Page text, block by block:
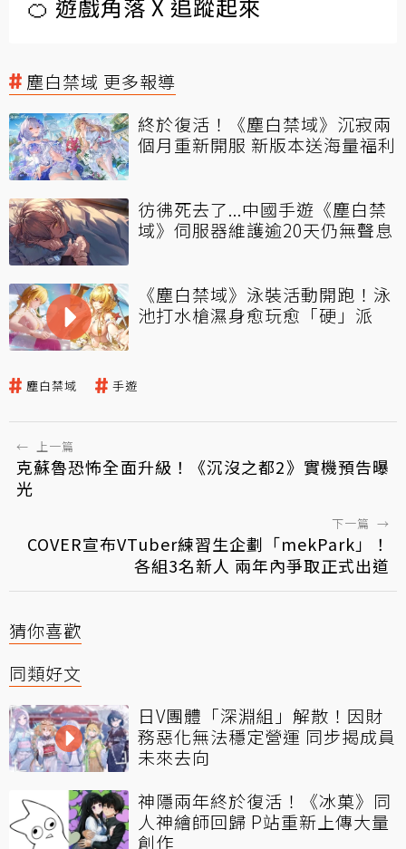
🍊 遊戲角落 X 追蹤起來
塵白禁域 更多報導
終於復活！《塵白禁域》沉寂兩
個月重新開服 新版本送海量福利
彷彿死去了...中國手遊《塵白禁
域》伺服器維護逾20天仍無聲息
《塵白禁域》泳裝活動開跑！泳
池打水槍濕身愈玩愈「硬」派
塵白禁域 手遊
← 上一篇
克蘇魯恐怖全面升級！《沉沒之都2》實機預告曝
光
下一篇 →
COVER宣布VTuber練習生企劃「mekPark」！
各組3名新人 兩年內爭取正式出道
猜你喜歡
同類好文
日V團體「深淵組」解散！因財
務惡化無法穩定營運 同步揭成員
未來去向
神隱兩年終於復活！《冰菓》同
人神繪師回歸 P站重新上傳大量
創作